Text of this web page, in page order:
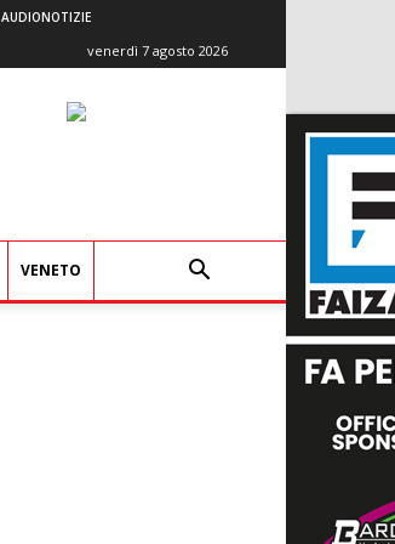
AUDIONOTIZIE
venerdì 7 agosto 2026
VENETO